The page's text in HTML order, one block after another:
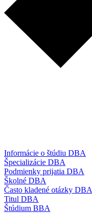
Informácie o štúdiu DBA
Špecializácie DBA
Podmienky prijatia DBA
Školné DBA
Často kladené otázky DBA
Titul DBA
Štúdium BBA